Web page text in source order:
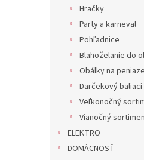
Hračky
Party a karneval
Pohľadnice
Blahoželanie do
Obálky na peniaze
Darčekový
Veľkonočný
Vianočný
ELEKTRO
DOMÁCNOSŤ